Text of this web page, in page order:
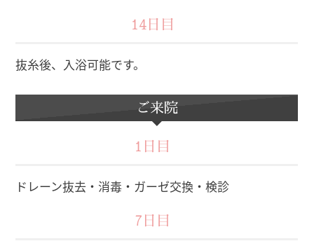
14日目
抜糸後、入浴可能です。
ご来院
1日目
ドレーン抜去・消毒・ガーゼ交換・検診
7日目